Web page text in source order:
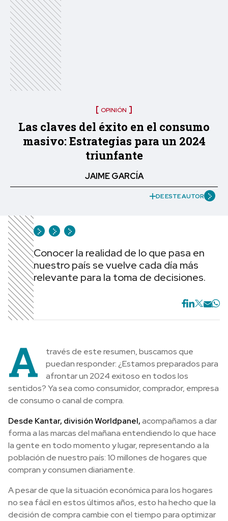
OPINIÓN
Las claves del éxito en el consumo
masivo: Estrategias para un 2024
triunfante
JAIME GARCÍA
DE ESTE AUTOR
Conocer la realidad de lo que pasa en
nuestro país se vuelve cada día más
relevante para la toma de decisiones.
A
través de este resumen, buscamos que
puedan responder: ¿Estamos preparados para
afrontar un 2024 exitoso en todos los
sentidos? Ya sea como consumidor, comprador, empresa
de consumo o canal de compra.
Desde Kantar, división Worldpanel,acompañamos a dar
forma a las marcas del mañana entendiendo lo que hace
la gente en todo momento y lugar, representando a la
población de nuestro país: 10 millones de hogares que
compran y consumen diariamente.
A pesar de que la situación económica para los hogares
no sea fácil en estos últimos años, esto ha hecho que la
decisión de compra cambie con el tiempo para optimizar